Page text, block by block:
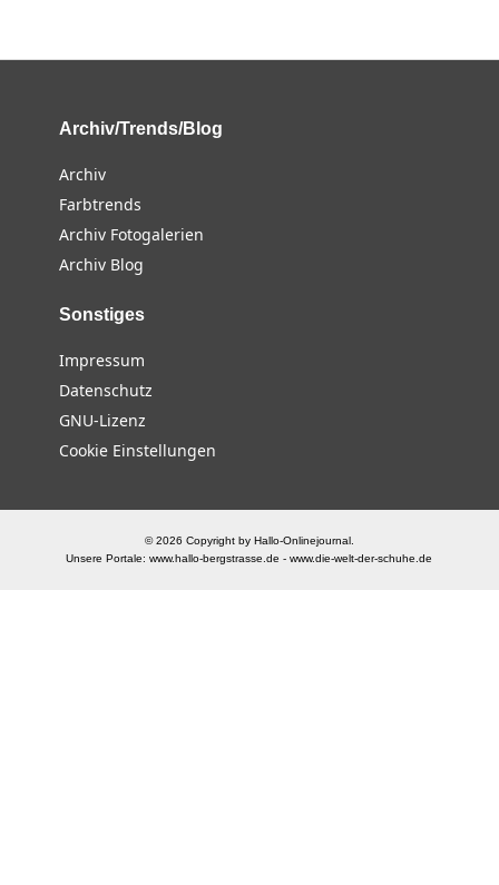
Archiv/Trends/Blog
Archiv
Farbtrends
Archiv Fotogalerien
Archiv Blog
Sonstiges
Impressum
Datenschutz
GNU-Lizenz
Cookie Einstellungen
© 2026 Copyright by Hallo-Onlinejournal.
Unsere Portale:www.hallo-bergstrasse.de -www.die-welt-der-schuhe.de